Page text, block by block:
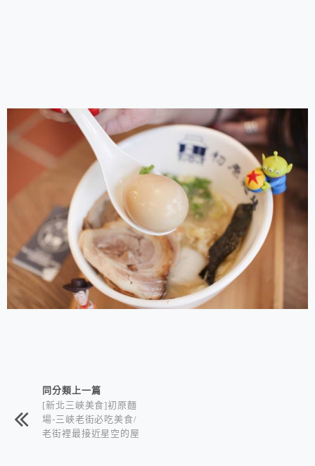
相連文章同分類上一篇
[新北三峽美食]初原麵
場-三峽老街必吃美食/
老街裡最接近星空的屋